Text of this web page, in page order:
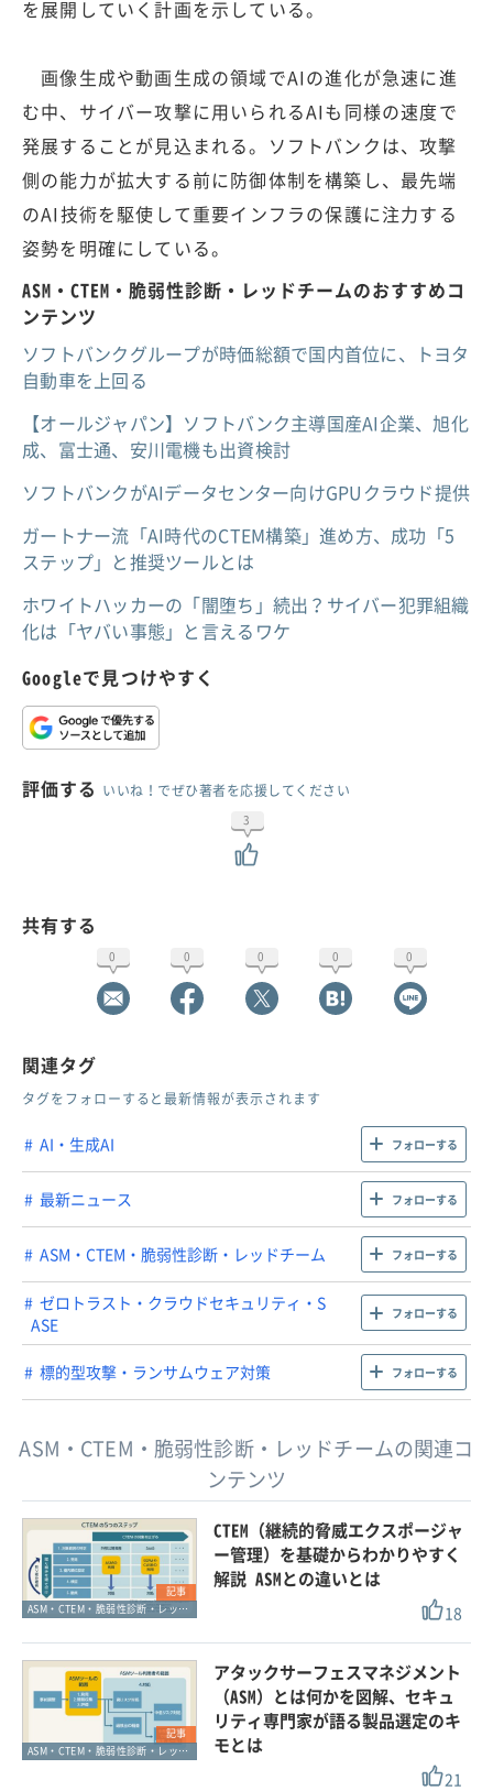
を展開していく計画を示している。
画像生成や動画生成の領域でAIの進化が急速に進
む中、サイバー攻撃に用いられるAIも同様の速度で
発展することが見込まれる。ソフトバンクは、攻撃
側の能力が拡大する前に防御体制を構築し、最先端
のAI技術を駆使して重要インフラの保護に注力する
姿勢を明確にしている。
ASM・CTEM・脆弱性診断・レッドチームのおすすめコ
ンテンツ
ソフトバンクグループが時価総額で国内首位に、トヨタ
自動車を上回る
【オールジャパン】ソフトバンク主導国産AI企業、旭化
成、富士通、安川電機も出資検討
ソフトバンクがAIデータセンター向けGPUクラウド提供
ガートナー流「AI時代のCTEM構築」進め方、成功「5
ステップ」と推奨ツールとは
ホワイトハッカーの「闇堕ち」続出？サイバー犯罪組織
化は「ヤバい事態」と言えるワケ
Googleで見つけやすく
評価する いいね！でぜひ著者を応援してください
3
共有する
0 0 0 0 0
関連タグ
タグをフォローすると最新情報が表示されます
AI・生成AI フォローする
最新ニュース フォローする
ASM・CTEM・脆弱性診断・レッドチーム フォローする
ゼロトラスト・クラウドセキュリティ・S
ASE
フォローする
標的型攻撃・ランサムウェア対策 フォローする
ASM・CTEM・脆弱性診断・レッドチームの関連コ
ンテンツ
記事
ASM・CTEM・脆弱性診断・レッドチーム
CTEM（継続的脅威エクスポージャ
ー管理）を基礎からわかりやすく
解説 ASMとの違いとは
18
記事
ASM・CTEM・脆弱性診断・レッドチーム
アタックサーフェスマネジメント
（ASM）とは何かを図解、セキュ
リティ専門家が語る製品選定のキ
モとは
21